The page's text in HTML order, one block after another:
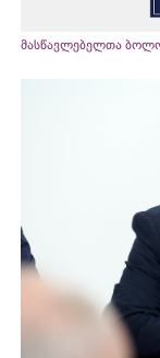
მასწავლებელთა ბოლო